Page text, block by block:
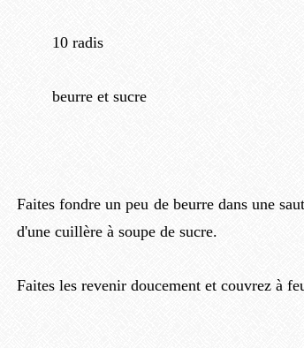
10 radis
beurre et sucre
Faites fondre un peu de beurre dans une
d'une cuillère à soupe de sucre.
Faites les revenir doucement et couvrez à